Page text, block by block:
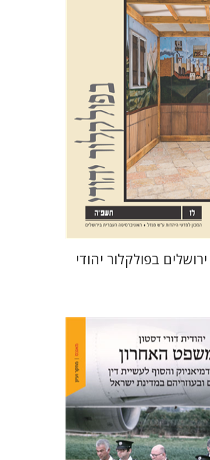
צבר גלית חזן-רוקם
הנחת אתר ספר מודפס
$35
$32
בפולקלור יהודי
דורי דסטון